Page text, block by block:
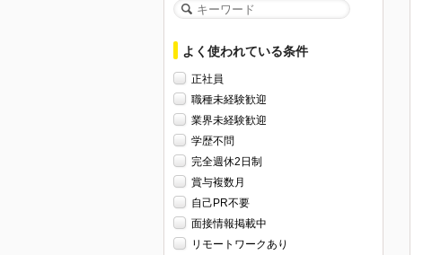
よく使われている条件
正社員
職種未経験歓迎
業界未経験歓迎
学歴不問
完全週休2日制
賞与複数月
自己PR不要
面接情報掲載中
リモートワークあり